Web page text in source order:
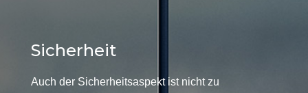
Sicherheit
Auch der Sicherheitsaspekt ist nicht zu